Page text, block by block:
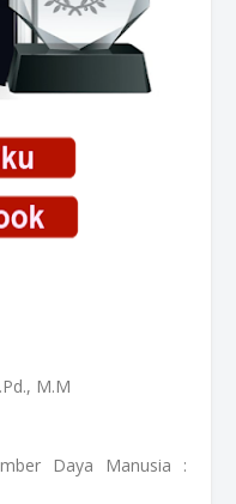
M.M
Daya Manusia :